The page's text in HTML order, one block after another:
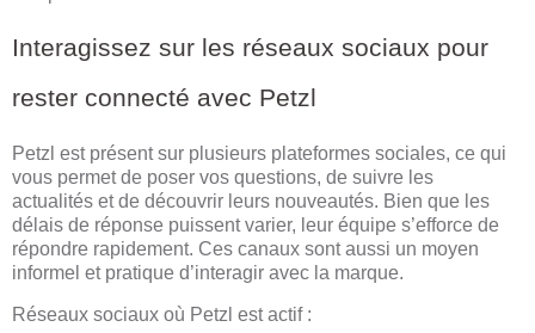
Interagissez sur les réseaux sociaux pour
rester connecté avec Petzl
Petzl est présent sur plusieurs plateformes sociales, ce qui
vous permet de poser vos questions, de suivre les
actualités et de découvrir leurs nouveautés. Bien que les
délais de réponse puissent varier, leur équipe s’efforce de
répondre rapidement. Ces canaux sont aussi un moyen
informel et pratique d’interagir avec la marque.
Réseaux sociaux où Petzl est actif :